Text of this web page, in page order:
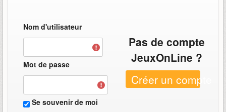
Nom d'utilisateur
Mot de passe
Se souvenir de moi
Pas de compte
JeuxOnLine ?
Créer un compte